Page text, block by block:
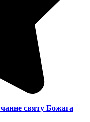
святу Божага